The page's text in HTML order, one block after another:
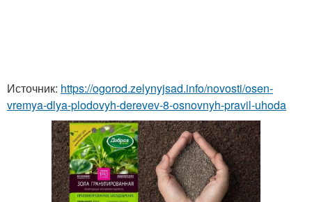
Источник: https://ogorod.zelynyjsad.info/novosti/osen-
vremya-dlya-plodovyh-derevev-8-osnovnyh-pravil-uhoda